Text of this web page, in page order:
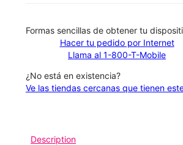
​​​​​​​Formas sencillas de obtener tu
Hacer tu pedido por Internet
Llama al 1-800-T-Mobile
¿No está en existencia?
Ve las tiendas cercanas que tienen
Description